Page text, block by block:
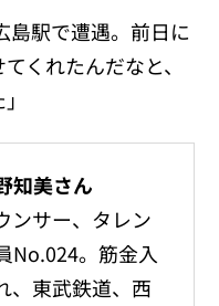
島駅で遭遇。前⽇に
くれたんだなと、
知美さん
ンサー、タレン
No.024。筋金入
、東武鉄道、西